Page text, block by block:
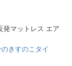
発マットレス エア
のきすのこタイ